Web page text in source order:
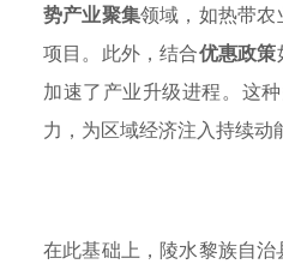
势产业聚集领域，如热带
项目。此外，结合优惠政策
加速了产业升级进程。这
力，为区域经济注入持续动
在此基础上，陵水黎族自